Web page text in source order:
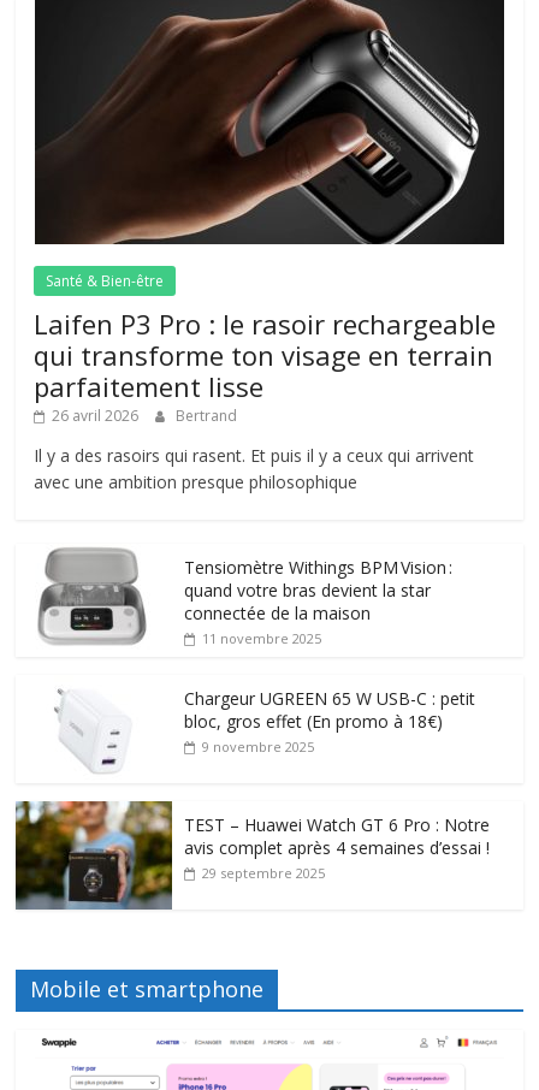
Santé & Bien-être
Laifen P3 Pro : le rasoir rechargeable
qui transforme ton visage en terrain
parfaitement lisse
26 avril 2026 Bertrand
Il y a des rasoirs qui rasent. Et puis il y a ceux qui arrivent
avec une ambition presque philosophique
Tensiomètre Withings BPM Vision :
quand votre bras devient la star
connectée de la maison
11 novembre 2025
Chargeur UGREEN 65 W USB-C : petit
bloc, gros effet (En promo à 18€)
9 novembre 2025
TEST – Huawei Watch GT 6 Pro : Notre
avis complet après 4 semaines d’essai !
29 septembre 2025
Mobile et smartphone